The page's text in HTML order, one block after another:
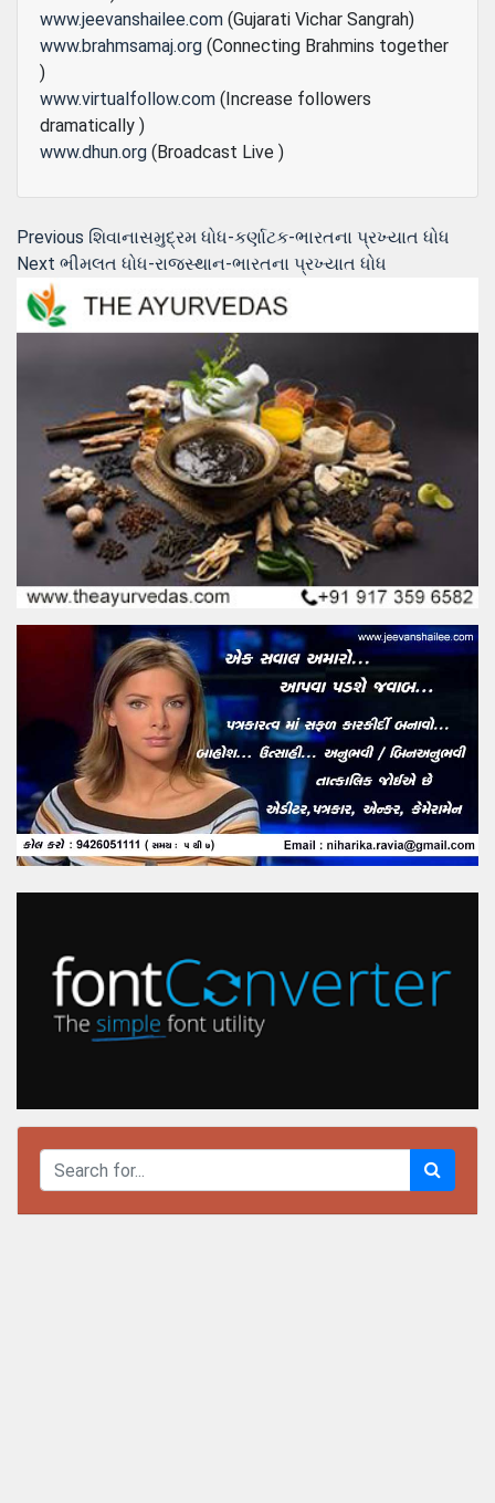
www.jeevanshailee.com (Gujarati Vichar Sangrah)
www.brahmsamaj.org (Connecting Brahmins together
)
www.virtualfollow.com (Increase followers
dramatically )
www.dhun.org (Broadcast Live )
Post
navigation
Previous Previous
post:
શિવાનાસમુદ્રમ ધોધ-કર્ણાટક-ભારતના પ્રખ્યાત ધોધ
Next Next
ભીમલત ધોધ-રાજસ્થાન-ભારતના પ્રખ્યાત ધોધ